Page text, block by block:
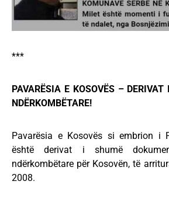
***
PAVARËSIA E KOSOVËS – DERIVAT
NDËRKOMBËTARE!
Pavarësia e Kosovës si embrion i
është derivat i shumë
ndërkombëtare për Kosovën, të
2008.